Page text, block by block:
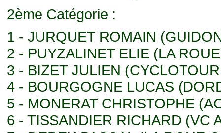
2ème Catégorie :
1 - JURQUET ROMAIN
2 - PUYZALINET ELIE (LA
3 - BIZET JULIEN
4 - BOURGOGNE LUCAS
5 - MONERAT CHRISTOPHE
6 - TISSANDIER RICHARD (VC